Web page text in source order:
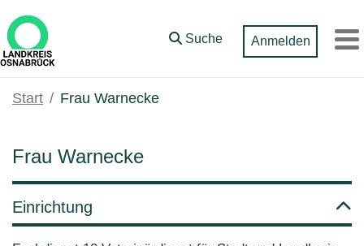
Zum Hauptinhalt springen
Suche Anmelden
Start Frau Warnecke
Frau Warnecke
Einrichtung